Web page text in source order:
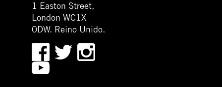
1 Easton Street,
London WC1X
0DW. Reino Unido.